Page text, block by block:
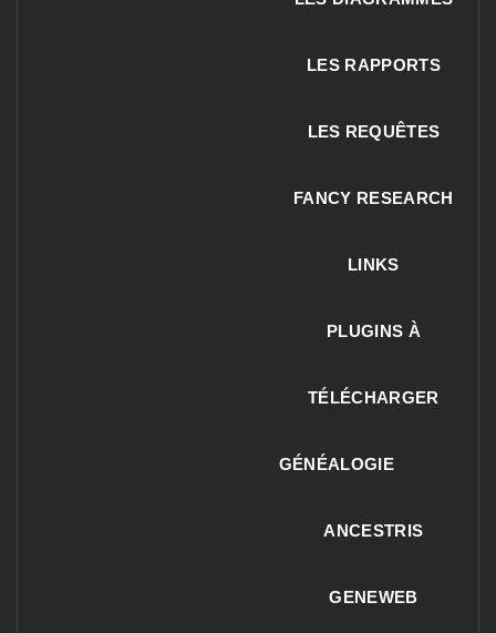
LES RAPPORTS
LES REQUÊTES
FANCY RESEARCH
LINKS
PLUGINS À
TÉLÉCHARGER
GÉNÉALOGIE
ANCESTRIS
GENEWEB